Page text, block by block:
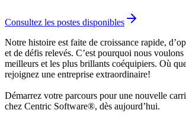
Consultez les postes disponibles
Notre histoire est faite de croissance rapide,
et de défis relevés. C’est pourquoi nous voulons
meilleurs et les plus brillants coéquipiers. Où
rejoignez une entreprise extraordinaire!
Démarrez votre parcours pour une nouvelle
chez Centric Software®, dès aujourd’hui.